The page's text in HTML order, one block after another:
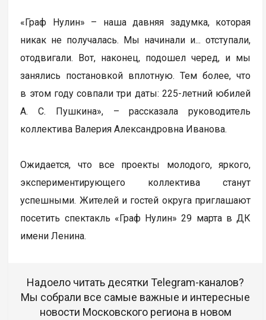
«Граф Нулин» – наша давняя задумка, которая
никак не получалась. Мы начинали и... отступали,
отодвигали. Вот, наконец, подошел черед, и мы
занялись постановкой вплотную. Тем более, что
в этом году совпали три даты: 225-летний юбилей
А. С. Пушкина», – рассказала руководитель
коллектива Валерия Александровна Иванова.
Ожидается, что все проекты молодого, яркого,
экспериментирующего коллектива станут
успешными. Жителей и гостей округа приглашают
посетить спектакль «Граф Нулин» 29 марта в ДК
имени Ленина.
Надоело читать десятки Telegram-каналов?
Мы собрали все самые важные и интересные
новости Московского региона в новом